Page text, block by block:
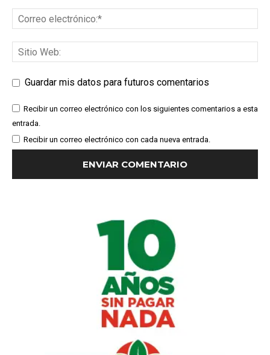
Guardar mis datos para futuros comentarios
Recibir un correo electrónico con los siguientes comentarios a esta
entrada.
Recibir un correo electrónico con cada nueva entrada.